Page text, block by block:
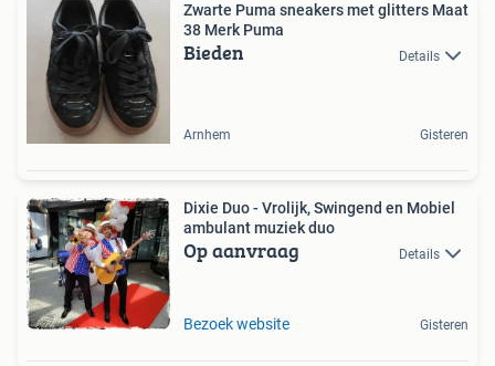
Zwarte Puma sneakers met glitters Maat
38 Merk Puma
Bieden Details
Arnhem Gisteren
Dixie Duo - Vrolijk, Swingend en Mobiel
ambulant muziek duo
Op aanvraag Details
Bezoek website Gisteren